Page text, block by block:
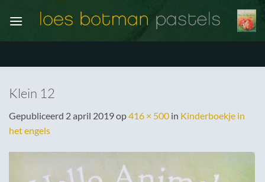
naar
Klein 12
Gepubliceerd 2 april 2019op416 × 500 in Kinderboekje in
het engels